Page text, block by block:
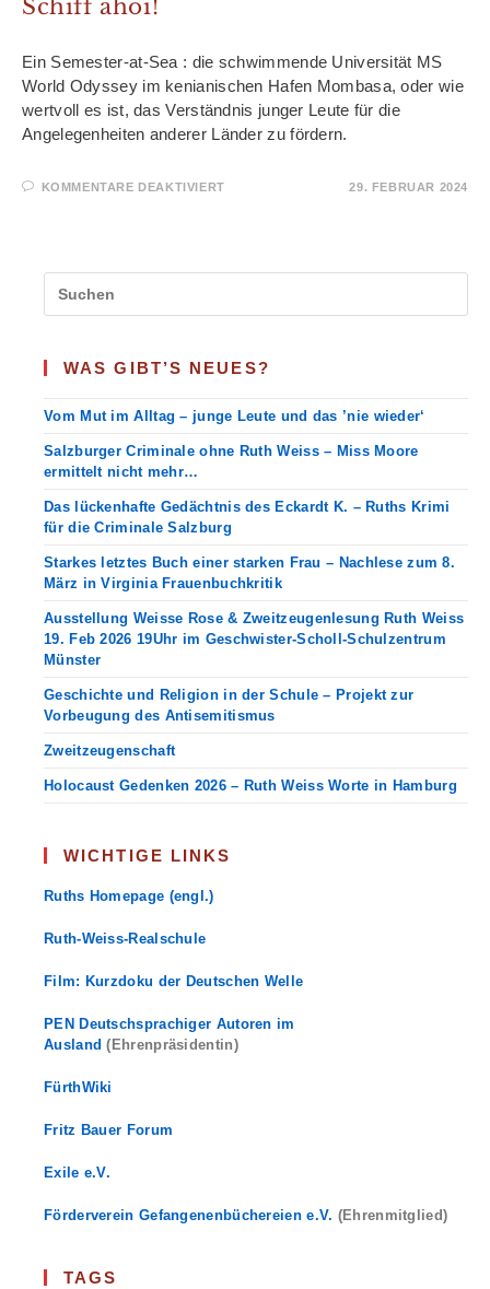
Schiff ahoi!
Ein Semester-at-Sea : die schwimmende Universität MS
World Odyssey im kenianischen Hafen Mombasa, oder wie
wertvoll es ist, das Verständnis junger Leute für die
Angelegenheiten anderer Länder zu fördern.
KOMMENTARE DEAKTIVIERTFÜR
29. FEBRUAR 2024
WAS GIBT’S NEUES?
Vom Mut im Alltag – junge Leute und das ’nie wieder‘
Salzburger Criminale ohne Ruth Weiss – Miss Moore
ermittelt nicht mehr…
Das lückenhafte Gedächtnis des Eckardt K. – Ruths Krimi
für die Criminale Salzburg
Starkes letztes Buch einer starken Frau – Nachlese zum 8.
März in Virginia Frauenbuchkritik
Ausstellung Weisse Rose & Zweitzeugenlesung Ruth Weiss
19. Feb 2026 19Uhr im Geschwister-Scholl-Schulzentrum
Münster
Geschichte und Religion in der Schule – Projekt zur
Vorbeugung des Antisemitismus
Zweitzeugenschaft
Holocaust Gedenken 2026 – Ruth Weiss Worte in Hamburg
WICHTIGE LINKS
Ruths Homepage (engl.)
Ruth-Weiss-Realschule
Film: Kurzdoku der Deutschen Welle
PEN Deutschsprachiger Autoren im
Ausland(Ehrenpräsidentin)
FürthWiki
Fritz Bauer Forum
Exile e.V.
Förderverein Gefangenenbüchereien e.V. (Ehrenmitglied)
TAGS